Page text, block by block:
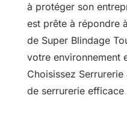
à protéger son
est prête à répondre
de Super Blindage
votre environnement
Choisissez
de serrurerie efficace